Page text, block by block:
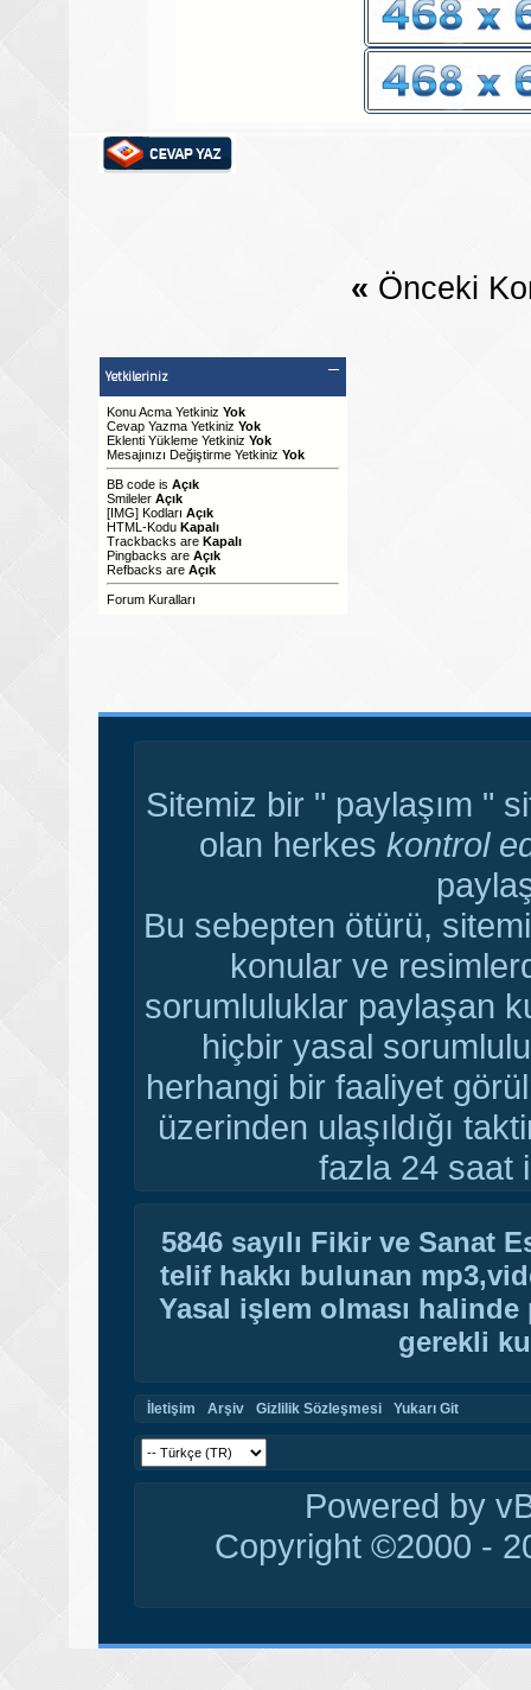
« Önceki
Yetkileriniz
Konu Acma Yetkiniz Yok
Cevap Yazma Yetkiniz Yok
Eklenti Yükleme Yetkiniz Yok
Mesajınızı Değiştirme Yetkiniz Yok
BB code is Açık
Smileler Açık
[IMG] Kodları Açık
HTML-Kodu Kapalı
Trackbacks are Kapalı
Pingbacks are Açık
Refbacks are Açık
Forum Kuralları
Sitemiz bir " paylaşım "
olan herkes kontrol
Bu sebepten ötürü,
konular ve
sorumluluklar paylaşan
hiçbir yasal
herhangi bir faaliyet
üzerinden ulaşıldığı
fazla 24 saat
5846 sayılı Fikir ve Sanat
telif hakkı bulunan
Yasal işlem olması
gerekli
İletişim Arşiv Gizlilik Sözleşmesi Yukarı Git
Powered by
Copyright ©2000 -